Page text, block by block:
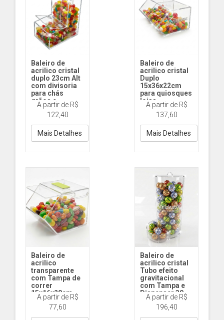
Baleiro de
acrilico cristal
duplo 23cm Alt
com divisoria
para chás
grãos e
produtos
naturais
BL74 23cm Duplo
com tampa e
A partir de R$
122,40
Mais Detalhes
Baleiro de
acrilico cristal
Duplo
15x36x22cm
para quiosques
lojas
BL34 Caixa Dupla
sem tampa
A partir de R$
137,60
Mais Detalhes
Baleiro de
acrilico
transparente
com Tampa de
correr
15x16x20cm
para lojas
BL53 Ind com
tampa
A partir de R$
77,60
Baleiro de
acrilico cristal
Tubo efeito
gravitacional
com Tampa e
Dispenser 30
cm
BL83 TUBO
30x15cm diam
A partir de R$
196,40